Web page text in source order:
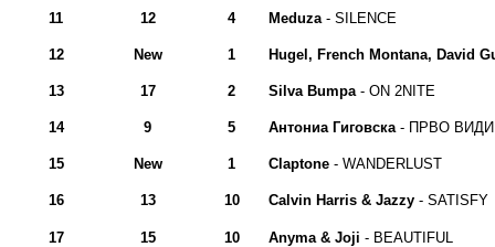
11 12 4 Meduza- SILENCE
12 New 1 Hugel, French Montana, David
13 17 2 Silva Bumpa- ON 2NITE
14 9 5 Антониа Гиговска- ПРВО
15 New 1 Claptone - WANDERLUST
16 13 10 Calvin Harris & Jazzy - SATISFY
17 15 10 Anyma & Joji - BEAUTIFUL